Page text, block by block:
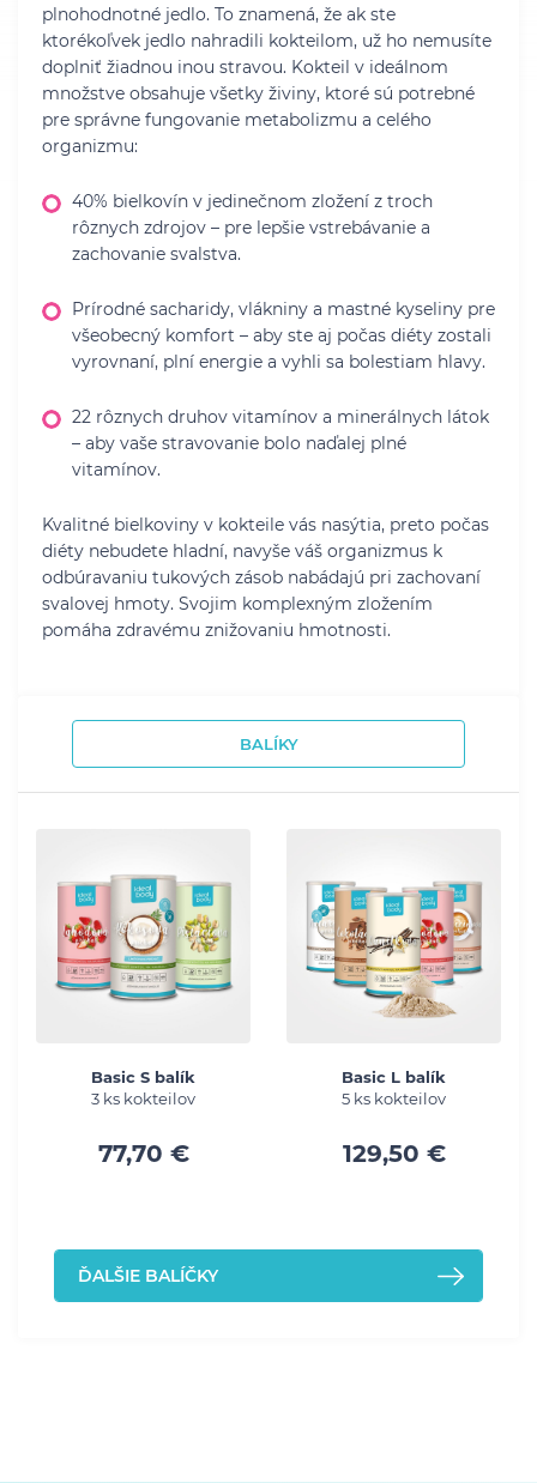
plnohodnotné jedlo. To znamená, že ak ste
ktorékoľvek jedlo nahradili kokteilom, už ho nemusíte
doplniť žiadnou inou stravou. Kokteil v ideálnom
množstve obsahuje všetky živiny, ktoré sú potrebné
pre správne fungovanie metabolizmu a celého
organizmu:
40% bielkovín v jedinečnom zložení z troch
rôznych zdrojov – pre lepšie vstrebávanie a
zachovanie svalstva.
Prírodné sacharidy, vlákniny a mastné kyseliny pre
všeobecný komfort – aby ste aj počas diéty zostali
vyrovnaní, plní energie a vyhli sa bolestiam hlavy.
22 rôznych druhov vitamínov a minerálnych látok
– aby vaše stravovanie bolo naďalej plné
vitamínov.
Kvalitné bielkoviny v kokteile vás nasýtia, preto počas
diéty nebudete hladní, navyše váš organizmus k
odbúravaniu tukových zásob nabádajú pri zachovaní
svalovej hmoty. Svojim komplexným zložením
pomáha zdravému znižovaniu hmotnosti.
BALÍKY
Basic S balík
3 ks kokteilov
77,70 €
Basic L balík
5 ks kokteilov
129,50 €
ĎALŠIE BALÍČKY